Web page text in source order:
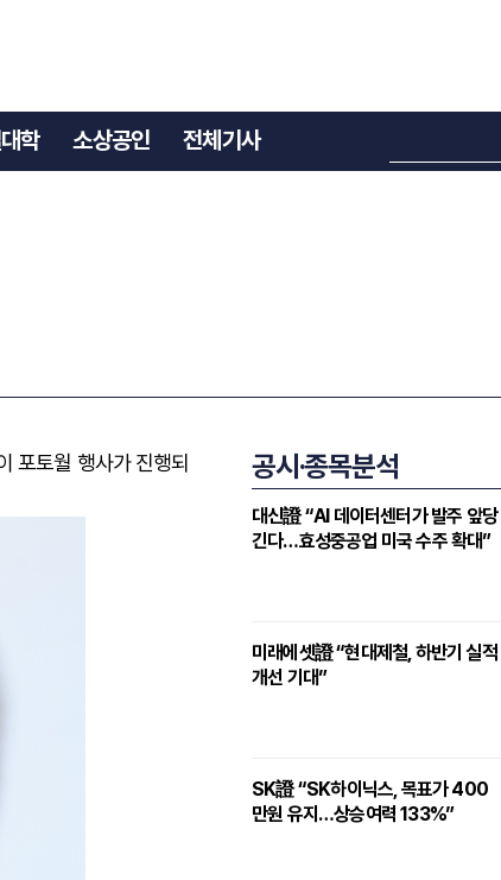
학 소상공인 전체기사
포토월 행사가 진행되
공시·종목분석
대신證 “AI 데이터센터가 발주 앞당
긴다…효성중공업 미국 수주 확대”
미래에셋證 “현대제철, 하반기 실적
개선 기대”
SK證 “SK하이닉스, 목표가 400
만원 유지…상승여력 133%”